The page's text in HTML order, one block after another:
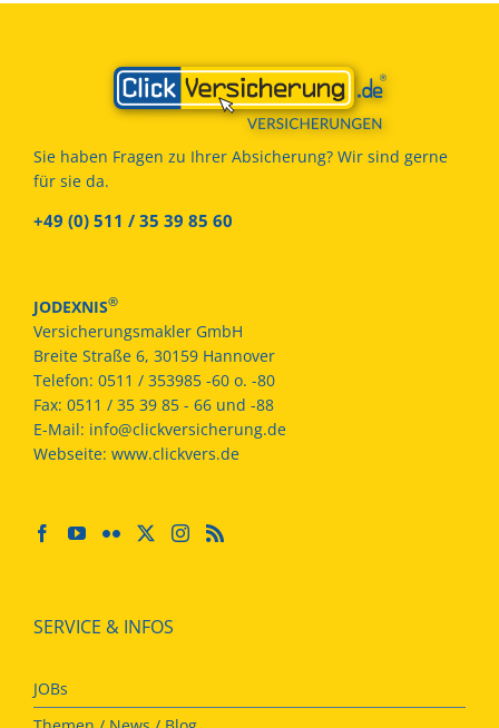
Sie haben Fragen zu Ihrer Absicherung? Wir sind gerne
für sie da.
+49 (0) 511 / 35 39 85 60
JODEXNIS®
Versicherungsmakler GmbH
Breite Straße 6, 30159 Hannover
Telefon: 0511 / 353985 -60 o. -80
Fax: 0511 / 35 39 85 - 66 und -88
E-Mail: info@clickversicherung.de
Webseite: www.clickvers.de
SERVICE & INFOS
JOBs